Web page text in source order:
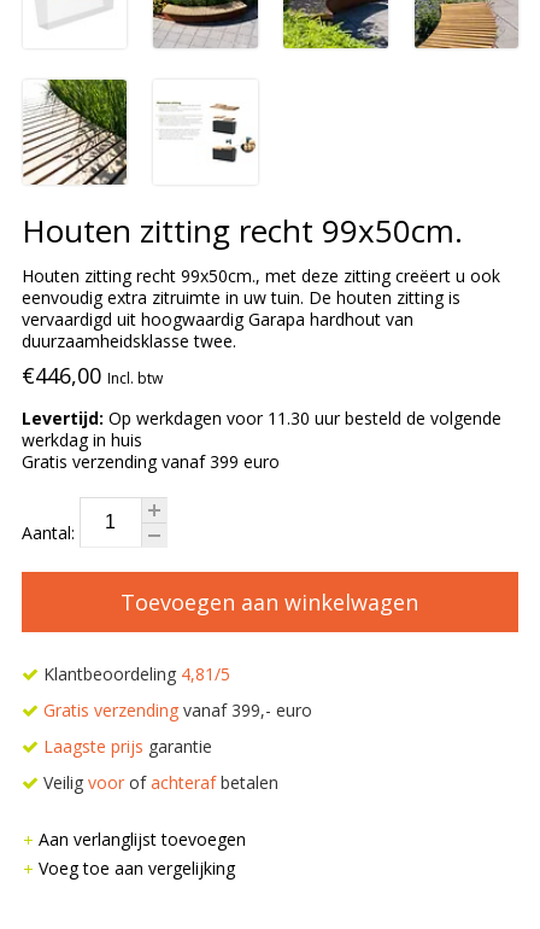
Houten zitting recht 99x50cm.
Houten zitting recht 99x50cm., met deze zitting creëert u ook
eenvoudig extra zitruimte in uw tuin. De houten zitting is
vervaardigd uit hoogwaardig Garapa hardhout van
duurzaamheidsklasse twee.
€446,00 Incl. btw
Levertijd: Op werkdagen voor 11.30 uur besteld de volgende
werkdag in huis
Gratis verzending vanaf 399 euro
Aantal:
Toevoegen aan winkelwagen
Klantbeoordeling 4,81/5
Gratis verzendingvanaf 399,- euro
Laagste prijs garantie
Veilig voorofachterafbetalen
Aan verlanglijst toevoegen
Voeg toe aan vergelijking